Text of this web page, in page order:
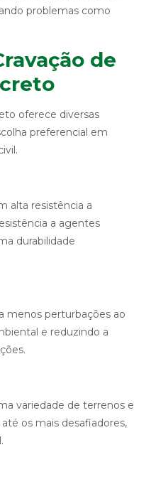
problemas como
de
oferece diversas
preferencial em
alta resistência a
a agentes
durabilidade
menos perturbações ao
e reduzindo a
variedade de terrenos e
os mais desafiadores,